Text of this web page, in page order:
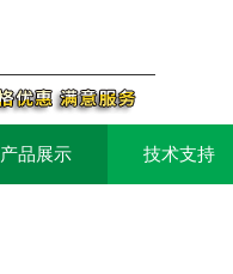
产品展示 技术支持